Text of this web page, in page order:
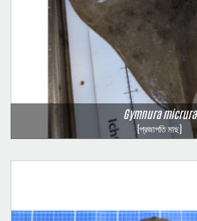
Gymnura micrura
(প্রজাপতি মাছ)